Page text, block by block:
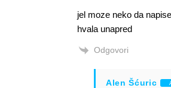
jel moze neko da
hvala unapred
Odgovori
Alen Šćuric